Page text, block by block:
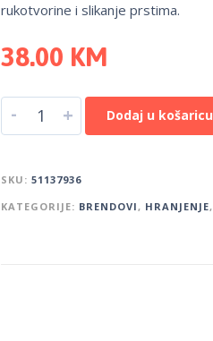
rukotvorine i slikanje prstima.
38.00 KM
- + Dodaj u košaricu
SKU: 51137936
KATEGORIJE: BRENDOVI, HRANJENJE,